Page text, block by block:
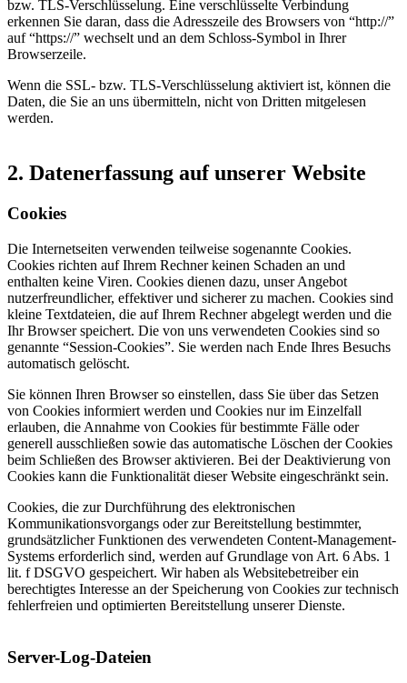
bzw. TLS-Verschlüsselung. Eine verschlüsselte Verbindung
erkennen Sie daran, dass die Adresszeile des Browsers von “http://”
auf “https://” wechselt und an dem Schloss-Symbol in Ihrer
Browserzeile.
Wenn die SSL- bzw. TLS-Verschlüsselung aktiviert ist, können die
Daten, die Sie an uns übermitteln, nicht von Dritten mitgelesen
werden.
2. Datenerfassung auf unserer Website
Cookies
Die Internetseiten verwenden teilweise sogenannte Cookies.
Cookies richten auf Ihrem Rechner keinen Schaden an und
enthalten keine Viren. Cookies dienen dazu, unser Angebot
nutzerfreundlicher, effektiver und sicherer zu machen. Cookies sind
kleine Textdateien, die auf Ihrem Rechner abgelegt werden und die
Ihr Browser speichert. Die von uns verwendeten Cookies sind so
genannte “Session-Cookies”. Sie werden nach Ende Ihres Besuchs
automatisch gelöscht.
Sie können Ihren Browser so einstellen, dass Sie über das Setzen
von Cookies informiert werden und Cookies nur im Einzelfall
erlauben, die Annahme von Cookies für bestimmte Fälle oder
generell ausschließen sowie das automatische Löschen der Cookies
beim Schließen des Browser aktivieren. Bei der Deaktivierung von
Cookies kann die Funktionalität dieser Website eingeschränkt sein.
Cookies, die zur Durchführung des elektronischen
Kommunikationsvorgangs oder zur Bereitstellung bestimmter,
grundsätzlicher Funktionen des verwendeten Content-Management-
Systems erforderlich sind, werden auf Grundlage von Art. 6 Abs. 1
lit. f DSGVO gespeichert. Wir haben als Websitebetreiber ein
berechtigtes Interesse an der Speicherung von Cookies zur technisch
fehlerfreien und optimierten Bereitstellung unserer Dienste.
Server-Log-Dateien